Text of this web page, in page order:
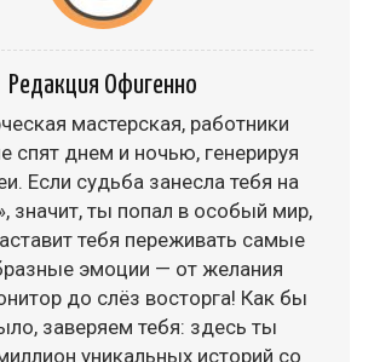
Редакция Офигенно
мастерская, работники
спят днем и ночью, генерируя
Если судьба занесла тебя на
значит, ты попал в особый мир,
тебя переживать самые
эмоции — от желания
до слёз восторга! Как бы
заверяем тебя: здесь ты
уникальных историй со